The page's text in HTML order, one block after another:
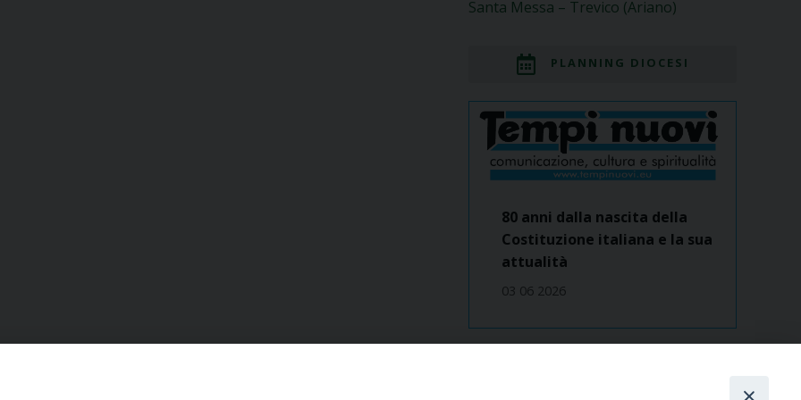
Santa Messa – Trevico (Ariano)
PLANNING DIOCESI
80 anni dalla nascita della
Costituzione italiana e la sua
attualità
03 06 2026